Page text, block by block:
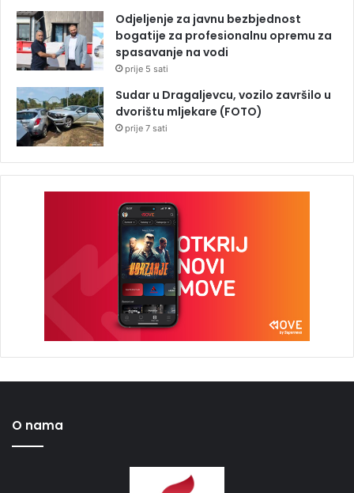
Odjeljenje za javnu bezbjednost
bogatije za profesionalnu opremu za
spasavanje na vodi
prije 5 sati
Sudar u Dragaljevcu, vozilo završilo u
dvorištu mljekare (FOTO)
prije 7 sati
O nama